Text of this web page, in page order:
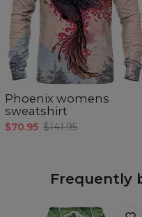
Phoenix womens
sweatshirt
$70.95 $141.95
Frequently